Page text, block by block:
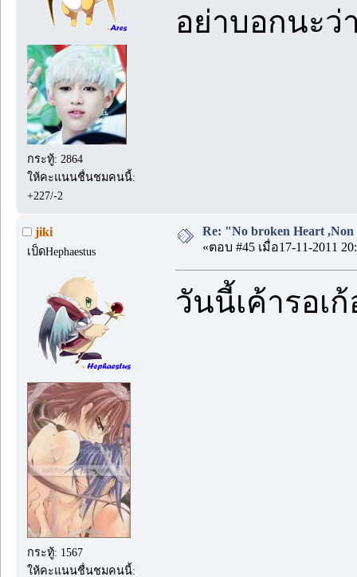
กระทู้: 2864
ให้คะแนนชื่นชมคนนี้:
+227/-2
อย่าบอกนะ
jiki
เป็ดHephaestus
กระทู้: 1567
ให้คะแนนชื่นชมคนนี้:
Re: "No broken Heart ,Non
«ตอบ #45 เมื่อ17-11-2011
วันนี้เค้ารอเ